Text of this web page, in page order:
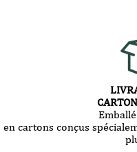
en cartons conçus